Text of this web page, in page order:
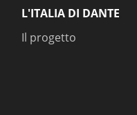
L'ITALIA DI DANTE
Il progetto